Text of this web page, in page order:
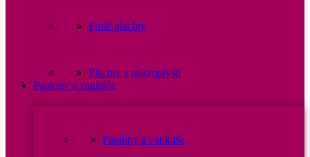
Froté plachty
Plachty z mikroplyšu
Paplóny a vankúše
Paplóny a vankúše